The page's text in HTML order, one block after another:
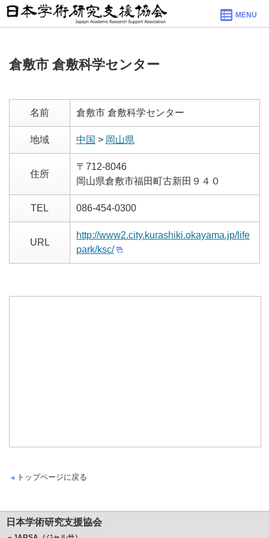
MENU
倉敷市 倉敷科学センター
名前 倉敷市 倉敷科学センター
地域 中国 > 岡山県
住所
〒712-8046
岡山県倉敷市福田町古新田９４０
TEL 086-454-0300
URL
http://www2.city.kurashiki.okayama.jp/life
park/ksc/
トップページに戻る
日本学術研究支援協会